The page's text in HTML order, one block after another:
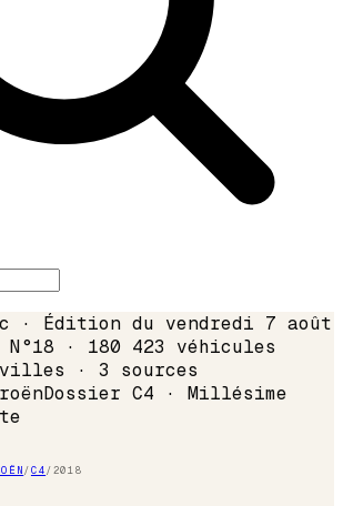
· Édition du vendredi 7 août
· 180 423 véhicules
· 3 sources
Dossier C4 · Millésime
/C4/2018